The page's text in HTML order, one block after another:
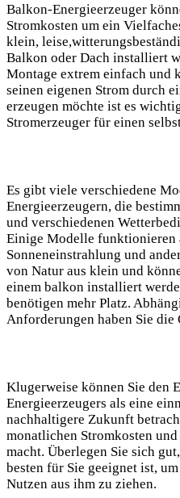
Balkon-Energieerzeuger
Stromkosten um ein
klein,
Balkon oder Dach installiert
Montage extrem einfach und
seinen eigenen Strom durch
erzeugen möchte ist es
Stromerzeuger für einen
Es gibt viele verschiedene
Energieerzeugern, die
und verschiedenen
Einige Modelle funktionieren
Sonneneinstrahlung und
von Natur aus klein und
einem balkon installiert
benötigen mehr Platz.
Anforderungen haben Sie die
Klugerweise können Sie den
Energieerzeugers als eine
nachhaltigere Zukunft
monatlichen Stromkosten
macht. Überlegen Sie sich
besten für Sie geeignet ist,
Nutzen aus ihm zu ziehen.